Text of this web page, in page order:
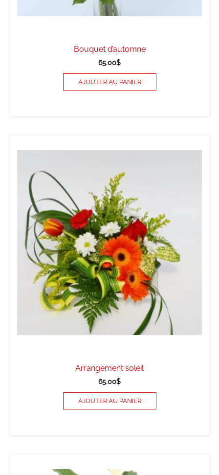
Bouquet d’automne
65.00$
AJOUTER AU PANIER
Arrangement soleil
65.00$
AJOUTER AU PANIER